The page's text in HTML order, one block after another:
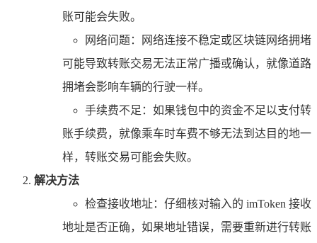
账可能会失败。
网络问题：网络连接不稳定或区块链网络拥堵
可能导致转账交易无法正常广播或确认，就像道路
拥堵会影响车辆的行驶一样。
手续费不足：如果钱包中的资金不足以支付转
账手续费，就像乘车时车费不够无法到达目的地一
样，转账交易可能会失败。
解决方法
检查接收地址：仔细核对输入的 imToken 接收
地址是否正确，如果地址错误，需要重新进行转账